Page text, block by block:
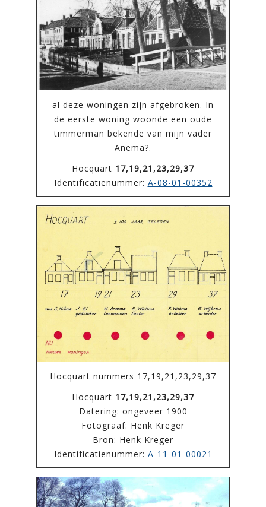
al deze woningen zijn afgebroken. In
de eerste woning woonde een oude
timmerman bekende van mijn vader
Anema?.
Hocquart 17,19,21,23,29,37
Identificatienummer: A-08-01-00352
Hocquart nummers 17,19,21,23,29,37
Hocquart 17,19,21,23,29,37
Datering: ongeveer 1900
Fotograaf: Henk Kreger
Bron: Henk Kreger
Identificatienummer: A-11-01-00021